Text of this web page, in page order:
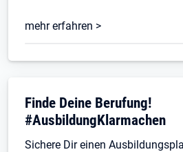
mehr erfahren >
Öffnet in neuem Tab
Finde Deine Berufung!
#AusbildungKlarmachen
Sichere Dir einen